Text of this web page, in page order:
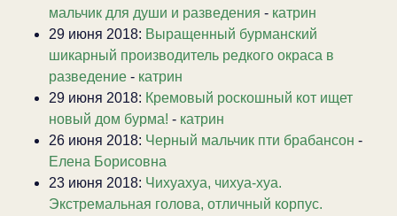
мальчик для души и разведения - катрин
29 июня 2018: Выращенный бурманский
шикарный производитель редкого окраса в
разведение - катрин
29 июня 2018: Кремовый роскошный кот ищет
новый дом бурма! - катрин
26 июня 2018: Черный мальчик пти брабансон -
Елена Борисовна
23 июня 2018: Чихуахуа, чихуа-хуа.
Экстремальная голова, отличный корпус.